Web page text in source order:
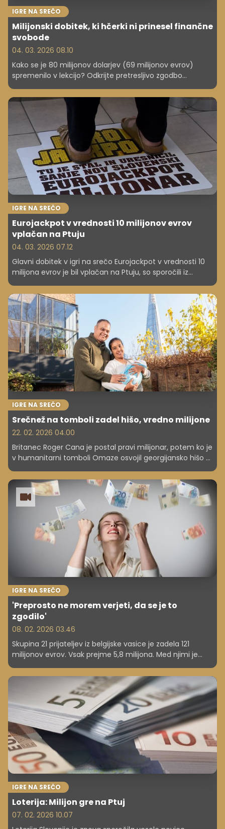
IGRE NA SREČO
Milijonski dobitek, ki hčerki ni prinesel finančne
svobode
04. 03. 2026 08.10
Kako se je 80 milijonov dolarjev (69 milijonov evrov)
spremenilo v lekcijo? Odkrijte pretresljivo zgodbo
danes bori za preživetje in opozarja na pasti nenadnega
bogastva.
IGRE NA SREČO
Eurojackpot v vrednosti 10 milijonov evrov
vplačan na Ptuju
04. 03. 2026 07.12
Glavni dobitek v igri na srečo Eurojackpot v vrednosti 10
milijona evrov je bil vplačan na Ptuju, so sporočili iz
za 8,5 milijona evrov. Izplačilo dobitka bo možno od 12.
marca, dobitnik pa ima za prevzem čas vse do 1. junija.
IGRE NA SREČO
Srečnež na tomboli zadel hišo, vredno milijone
22. 02. 2026 04.00
Britanec Roger Cana je postal pravi milijonar, potem ko je
v humanitarni tomboli Omaze osvojil georgijansko hišo v
poleg tega pa še okoli 286.000 evrov gotovine.
IGRE NA SREČO
'Preprosto ne morem verjeti, da se je to
zgodilo'
08. 02. 2026 03.46
Skupina 21 prijateljev iz belgijske vasice je zadela 121
milijonov evrov. Vsak prejme 5,8 milijona. Med njimi je
tudi upokojenka Marianne. Zgodba je navdihnila tudi
izkušene loto igralce.
IGRE NA SREČO
Loterija: Milijon gre na Ptuj
07. 02. 2026 10.07